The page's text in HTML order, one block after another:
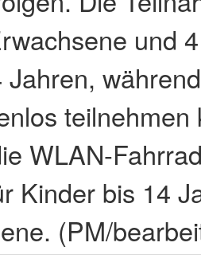
und
Jahren,
teilnehmen
WLAN-
Kinder bis 14
(PM/